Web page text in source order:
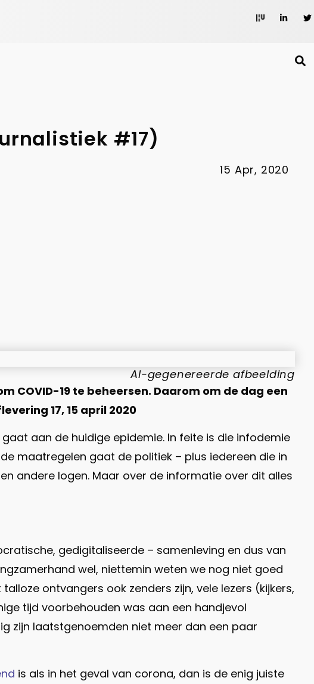
#17)
15 Apr, 2020
AI-gegenereerde afbeelding
COVID-19 te beheersen. Daarom om de dag een
17, 15 april 2020
aan de huidige epidemie. In feite is die infodemie
maatregelen gaat de politiek – plus iedereen die in
andere logen. Maar over de informatie over dit alles
gedigitaliseerde – samenleving en dus van
wel, niettemin weten we nog niet goed
ontvangers ook zenders zijn, vele lezers (kijkers,
tijd voorbehouden was aan een handjevol
zijn laatstgenoemden niet meer dan een paar
is als in het geval van corona, dan is de enig juiste